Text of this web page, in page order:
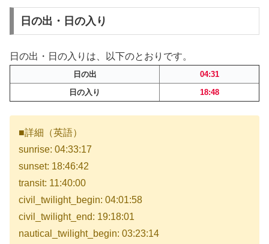
日の出・日の入り
日の出・日の入りは、以下のとおりです。
日の出
04:31
日の入り
18:48
■詳細（英語）
sunrise: 04:33:17
sunset: 18:46:42
transit: 11:40:00
civil_twilight_begin: 04:01:58
civil_twilight_end: 19:18:01
nautical_twilight_begin: 03:23:14